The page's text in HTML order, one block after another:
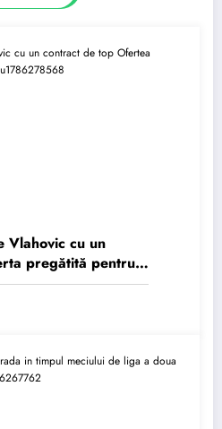
Vlahovic cu un
pregătită pentru